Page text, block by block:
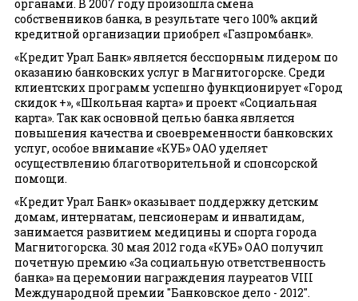
органами. В 2007 году произошла смена
собственников банка, в результате чего 100% акций
кредитной организации приобрел «Газпромбанк».
«Кредит Урал Банк» является бесспорным лидером по
оказанию банковских услуг в Магнитогорске. Среди
клиентских программ успешно функционирует «Город
скидок +», «Школьная карта» и проект «Социальная
карта». Так как основной целью банка является
повышения качества и своевременности банковских
услуг, особое внимание «КУБ» ОАО уделяет
осуществлению благотворительной и спонсорской
помощи.
«Кредит Урал Банк» оказывает поддержку детским
домам, интернатам, пенсионерам и инвалидам,
занимается развитием медицины и спорта города
Магнитогорска. 30 мая 2012 года «КУБ» ОАО получил
почетную премию «За социальную ответственность
банка» на церемонии награждения лауреатов VIII
Международной премии "Банковское дело - 2012".